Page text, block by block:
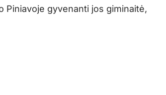
Piniavoje gyvenanti jos giminaitė,